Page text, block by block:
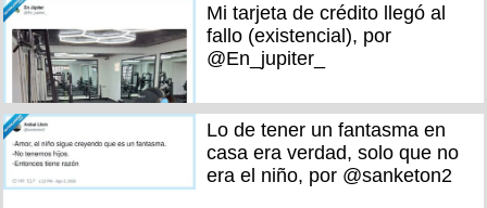
Mi tarjeta de crédito llegó al
fallo (existencial), por
@En_jupiter_
Lo de tener un fantasma en
casa era verdad, solo que no
era el niño, por @sanketon2